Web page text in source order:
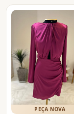
PEÇA NOVA